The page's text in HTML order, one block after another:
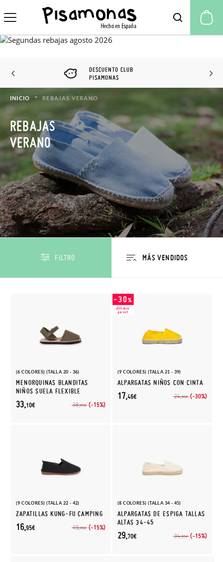
DESCUENTO CLUB
PISAMONAS
INICIO REBAJAS VERANO
REBAJAS
VERANO
FILTRO
(6 COLORES) (TALLA 20 - 36)
MENORQUINAS BLANDITAS
NIÑOS SUELA FLEXIBLE
38,95€ (-15%)
33,10€
(9 COLORES) (TALLA 21 - 39)
ALPARGATAS NIÑOS CON CINTA
24,95€ (-30%)
17,46€
(9 COLORES) (TALLA 22 - 42)
ZAPATILLAS KUNG-FU CAMPING
19,95€ (-15%)
16,95€
(8 COLORES) (TALLA 34 - 45)
ALPARGATAS DE ESPIGA TALLAS
ALTAS 34-45
34,95€ (-15%)
29,70€